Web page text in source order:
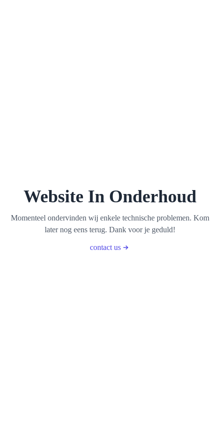
Website In Onderhoud
Momenteel ondervinden wij enkele technische problemen. Kom
later nog eens terug. Dank voor je geduld!
contact us